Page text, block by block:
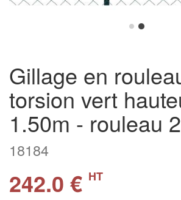
Gillage en
torsion vert
1.50m - rouleau
18184
242.0 € HT